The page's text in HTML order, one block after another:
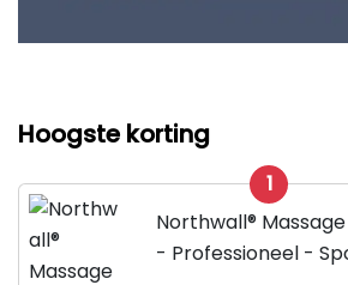
Hoogste korting
1
Northwall®
- Professioneel -